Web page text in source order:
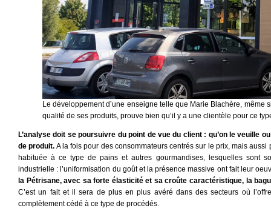
Le développement d’une enseigne telle que Marie Blachère, même
qualité de ses produits, prouve bien qu’il y a une clientèle pour ce
L’analyse doit se poursuivre du point de vue du client : qu’on le veuille
de produit. A la fois pour des consommateurs centrés sur le prix, mais
habituée à ce type de pains et autres gourmandises, lesquelles sont
industrielle : l’uniformisation du goût et la présence massive ont fait leur
la Pétrisane, avec sa forte élasticité et sa croûte caractéristique, la
C’est un fait et il sera de plus en plus avéré dans des secteurs où
complètement cédé à ce type de procédés.